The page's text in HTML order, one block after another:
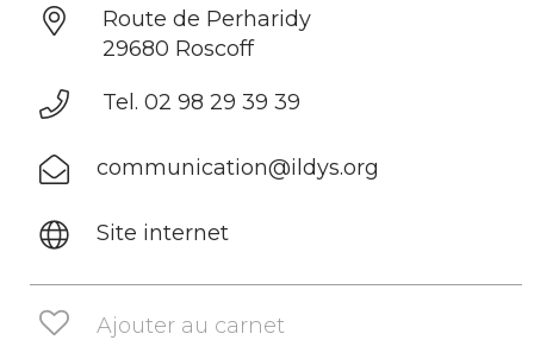
Route de Perharidy
29680 Roscoff
Tel. 02 98 29 39 39
communication@ildys.org
Site internet
Ajouter au carnet